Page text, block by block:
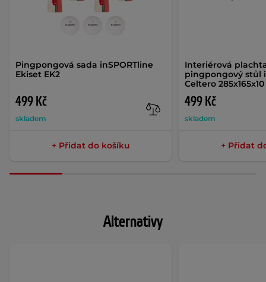
Pingpongová sada inSPORTline
Ekiset EK2
499 Kč
skladem
+ Přidat do košíku
Interiérová
pingpongový stůl
Celtero
499 Kč
skladem
+ Přidat
Alternativy